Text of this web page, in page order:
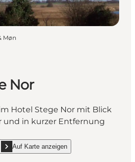
Møn
Nor
Hotel Stege Nor mit Blick
und in kurzer Entfernung
Stege Nor"
Auf Karte anzeigen
show Hotel Stege Nor on_map